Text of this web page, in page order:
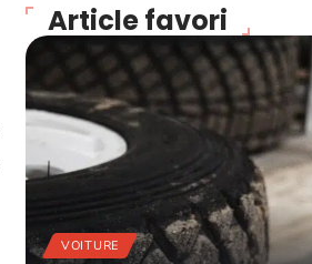
Article favori
VOITURE